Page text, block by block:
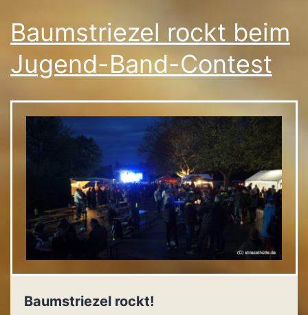
Baumstriezel rockt beim
Jugend-Band-Contest
Baumstriezel rockt!